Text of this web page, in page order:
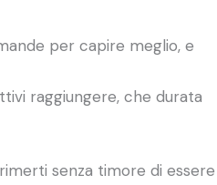
per capire meglio, e
raggiungere, che durata
senza timore di essere